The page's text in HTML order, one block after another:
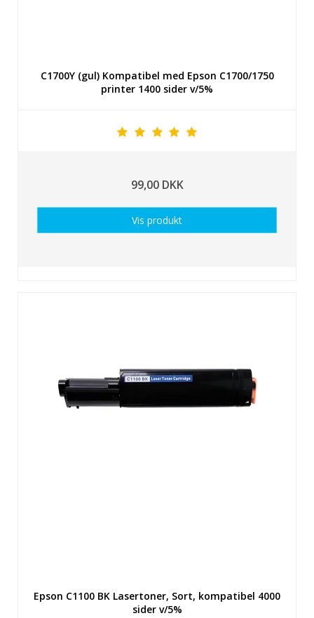
C1700Y (gul) Kompatibel med Epson C1700/1750
printer 1400 sider v/5%
99,00 DKK
Vis produkt
Epson C1100 BK Lasertoner, Sort, kompatibel 4000
sider v/5%